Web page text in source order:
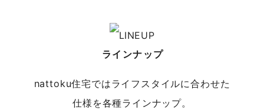
春日井店／愛知県春日井市八田町7-1-13 エ
ラインナップ
nattoku住宅ではライフスタイルに合わせた
仕様を各種ラインナップ。